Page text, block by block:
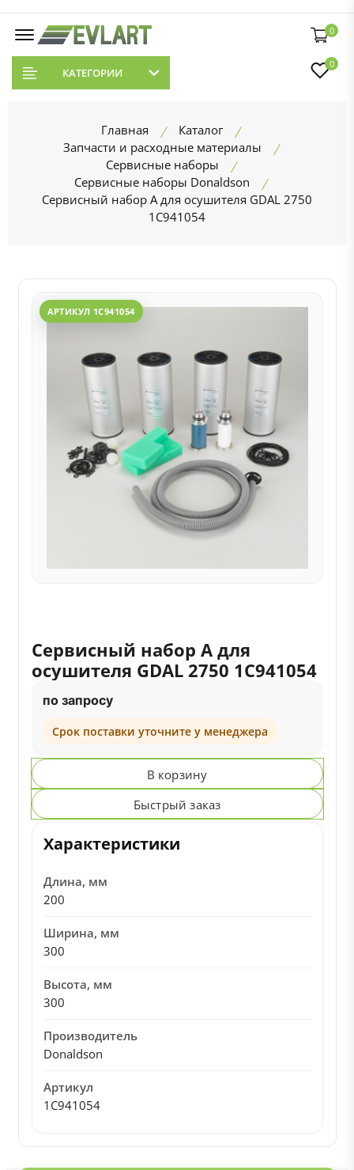
0
КАТЕГОРИИ
0
Главная
Каталог
Запчасти и расходные материалы
Сервисные наборы
Сервисные наборы Donaldson
Сервисный набор А для осушителя GDAL 2750
1С941054
АРТИКУЛ 1С941054
Сервисный набор А для
осушителя GDAL 2750 1С941054
по запросу
Срок поставки уточните у менеджера
В корзину
Быстрый заказ
Характеристики
Длина, мм
200
Ширина, мм
300
Высота, мм
300
Производитель
Donaldson
Артикул
1С941054